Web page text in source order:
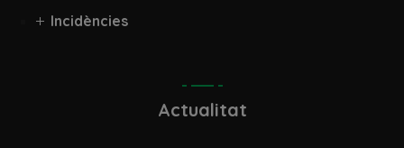
Incidències
Actualitat